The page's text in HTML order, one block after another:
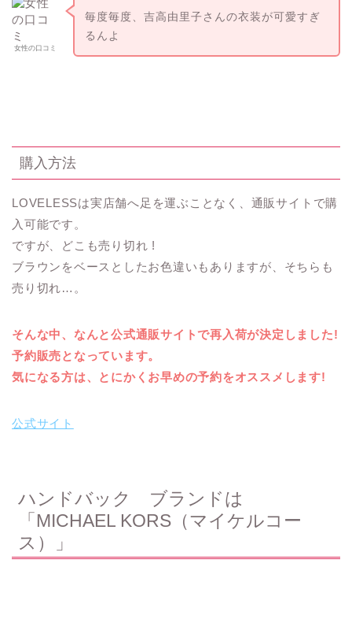
女性の口コミ
毎度毎度、吉高由里子さんの衣装が可愛すぎ
るんよ
購入方法
LOVELESSは実店舗へ足を運ぶことなく、通販サイトで購
入可能です。
ですが、どこも売り切れ !
ブラウンをベースとしたお色違いもありますが、そちらも
売り切れ…。
そんな中、なんと公式通販サイトで再入荷が決定しました!
予約販売となっています。
気になる方は、とにかくお早めの予約をオススメします!
公式サイト
ハンドバック ブランドは
「MICHAEL KORS（マイケルコー
ス）」